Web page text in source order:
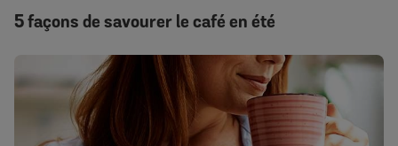
5 façons de savourer le café en été